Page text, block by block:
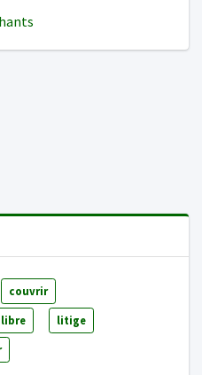
couvrir
litige